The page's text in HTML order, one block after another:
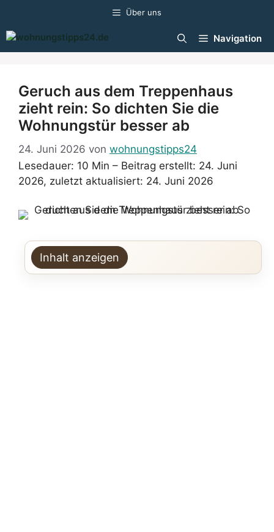
springen
Über uns
Navigation
Geruch aus dem Treppenhaus
zieht rein: So dichten Sie die
Wohnungstür besser ab
24. Juni 2026 von wohnungstipps24
Lesedauer: 10 Min – Beitrag erstellt: 24. Juni
2026, zuletzt aktualisiert: 24. Juni 2026
Inhalt anzeigen